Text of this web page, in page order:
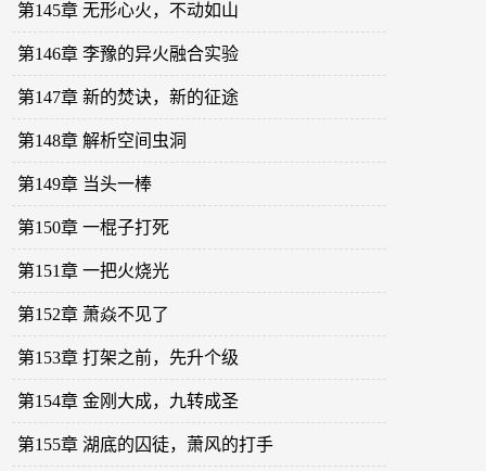
第145章 无形心火，不动如山
第146章 李豫的异火融合实验
第147章 新的焚诀，新的征途
第148章 解析空间虫洞
第149章 当头一棒
第150章 一棍子打死
第151章 一把火烧光
第152章 萧焱不见了
第153章 打架之前，先升个级
第154章 金刚大成，九转成圣
第155章 湖底的囚徒，萧风的打手